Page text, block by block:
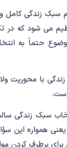
سبک زندگی کامل
می شود که در تک
حتماً به
با محوریت
سبک زندگی
همواره این